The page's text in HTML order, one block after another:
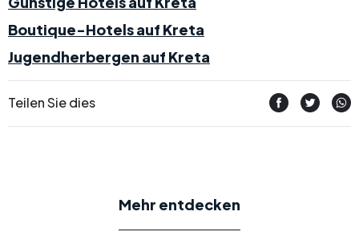
Boutique-Hotels auf Kreta
Jugendherbergen auf Kreta
Teilen Sie dies
Mehr entdecken